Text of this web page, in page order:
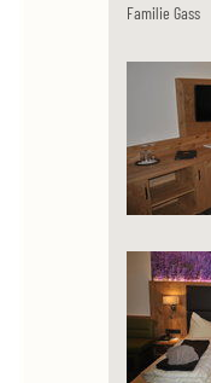
Familie Gass